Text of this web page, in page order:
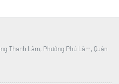
Thanh Lãm, Phường Phú Lãm, Quận